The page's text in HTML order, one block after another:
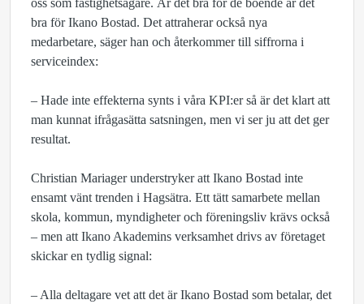
oss som fastighetsägare. Är det bra för de boende är det
bra för Ikano Bostad. Det attraherar också nya
medarbetare, säger han och återkommer till siffrorna i
serviceindex:
– Hade inte effekterna synts i våra KPI:er så är det klart att
man kunnat ifrågasätta satsningen, men vi ser ju att det ger
resultat.
Christian Mariager understryker att Ikano Bostad inte
ensamt vänt trenden i Hagsätra. Ett tätt samarbete mellan
skola, kommun, myndigheter och föreningsliv krävs också
– men att Ikano Akademins verksamhet drivs av företaget
skickar en tydlig signal:
– Alla deltagare vet att det är Ikano Bostad som betalar, det